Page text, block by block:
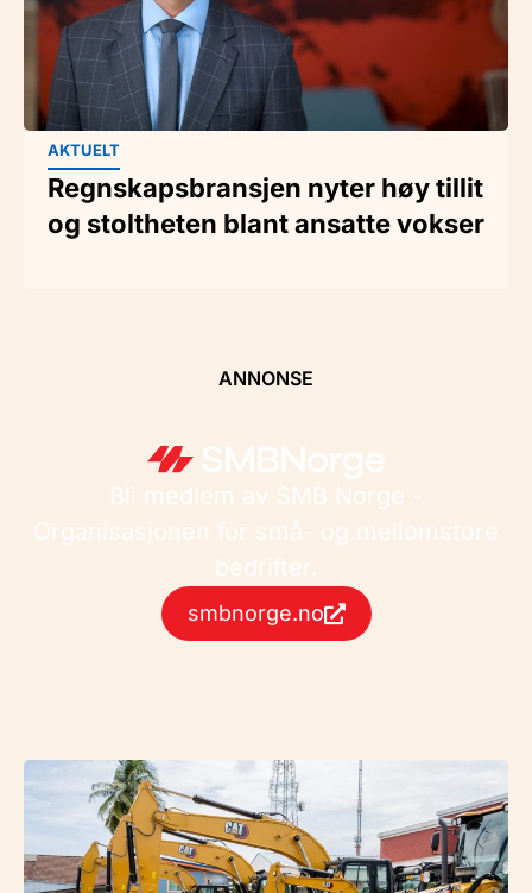
AKTUELT
Regnskapsbransjen nyter høy tillit
og stoltheten blant ansatte vokser
ANNONSE
Bli medlem av SMB Norge -
Organisasjonen for små- og mellomstore
bedrifter.
smbnorge.no